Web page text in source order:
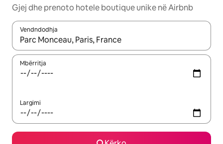
Gjej dhe prenoto hotele boutique unike në Airbnb
Vendndodhja
Kur rezultatet të jenë të disponueshme, lëviz me butonat e
Mbërritja
Largimi